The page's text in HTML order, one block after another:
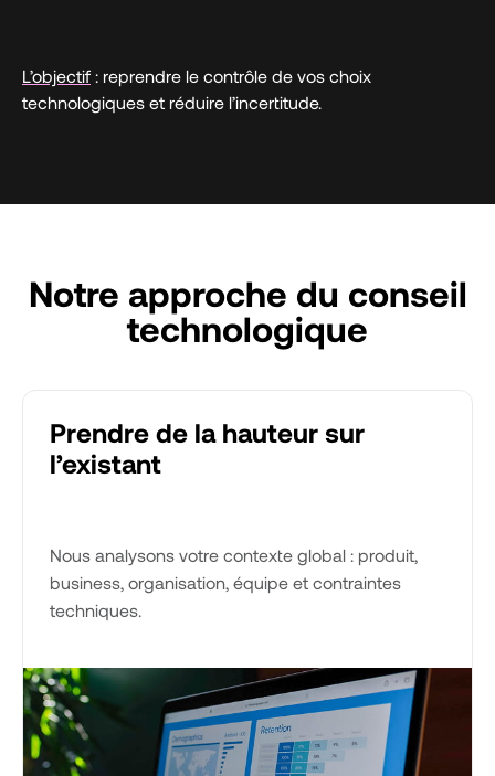
L’objectif : reprendre le contrôle de vos choix
technologiques et réduire l’incertitude.
Notre approche du conseil
technologique
Prendre de la hauteur sur
l’existant
Nous analysons votre contexte global : produit,
business, organisation, équipe et contraintes
techniques.